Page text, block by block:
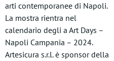
arti contemporanee di Napoli.
La mostra rientra nel
calendario degli a Art Days –
Napoli Campania – 2024.
Artesicura s.r.l. è sponsor della